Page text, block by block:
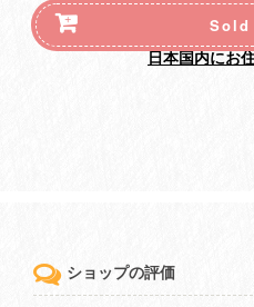
日本国内にお
ショップの評価